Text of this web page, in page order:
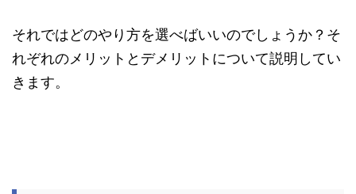
それではどのやり方を選べばいいのでしょうか？そ
れぞれのメリットとデメリットについて説明してい
きます。